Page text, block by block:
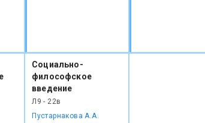
Социально-
философское
введение
Л9 - 22в
Пустарнакова А.А.